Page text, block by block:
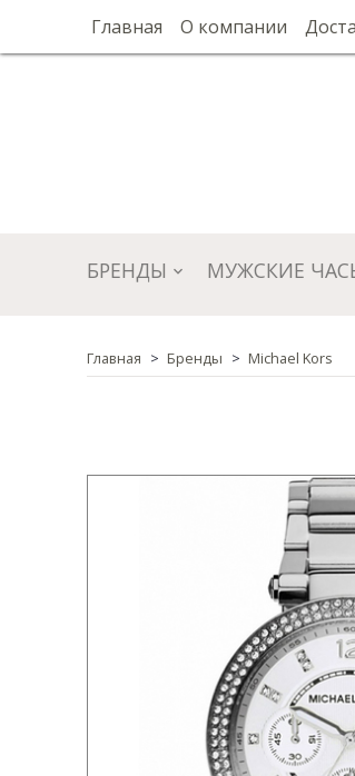
Главная О компании
БРЕНДЫ МУЖСКИЕ
Главная Бренды Michael Kors